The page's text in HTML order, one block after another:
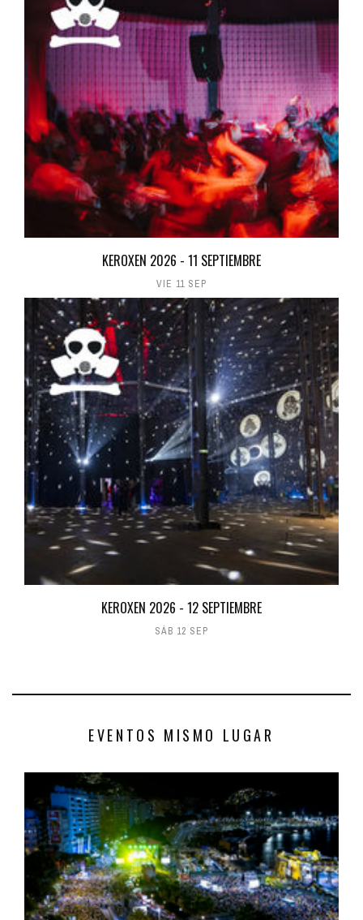
KEROXEN 2026 - 11 SEPTIEMBRE
VIE 11 SEP
KEROXEN 2026 - 12 SEPTIEMBRE
SÁB 12 SEP
EVENTOS MISMO LUGAR